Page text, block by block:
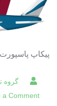
پیکاپ
a Comment